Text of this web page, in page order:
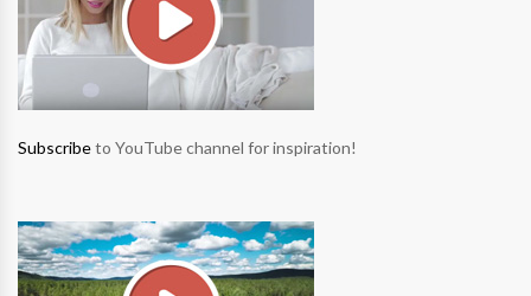
Subscribeto YouTube channel for inspiration!